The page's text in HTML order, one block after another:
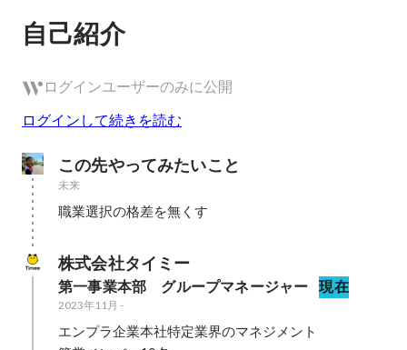
自己紹介
ログインユーザーのみに公開
ログインして続きを読む
この先やってみたいこと
未来
職業選択の格差を無くす
株式会社タイミー
第一事業本部　グループマネージャー 現在
2023年11月 -
エンプラ企業本社特定業界のマネジメント